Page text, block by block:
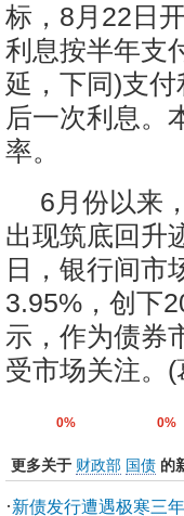
标，8月22日
利息按半年支
延，下同)支
后一次利息。
率。
6月份以来
出现筑底回升
日，银行间市
3.95%，创下
示，作为债券
受市场关注。(
0% 0%
更多关于 财政部 国债 的
·新债发行遭遇极寒三